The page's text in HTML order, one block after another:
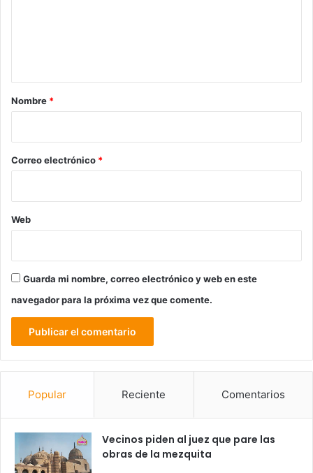
r
*
Nombre *
Correo electrónico *
Web
Guarda mi nombre, correo electrónico y web en este
navegador para la próxima vez que comente.
Popular Reciente Comentarios
Vecinos piden al juez que pare las
obras de la mezquita